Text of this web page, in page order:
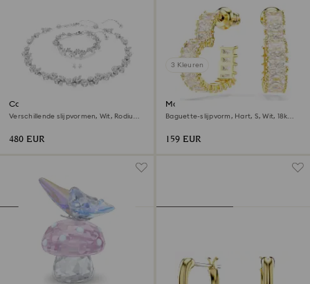
Constella set
Verschillende slijpvormen, Wit, Rodium
480 EUR
3 Kleuren
Matrix ringoorbellen
Baguette-slijpvorm, Hart, S, Wit, ‎18k
159 EUR